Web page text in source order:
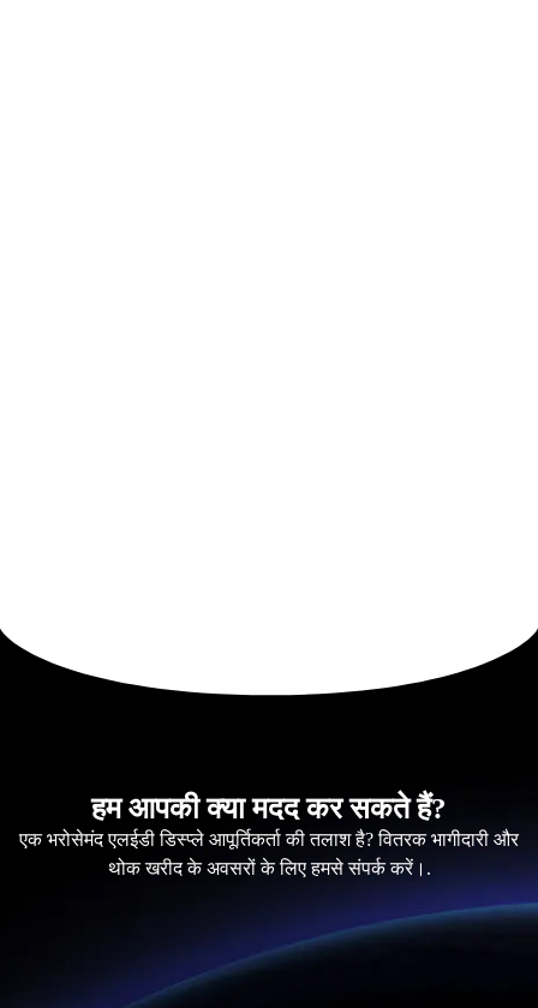
हम आपकी क्या मदद कर सकते हैं?
एक भरोसेमंद एलईडी डिस्प्ले आपूर्तिकर्ता की तलाश है? वितरक भागीदारी और
थोक खरीद के अवसरों के लिए हमसे संपर्क करें।.